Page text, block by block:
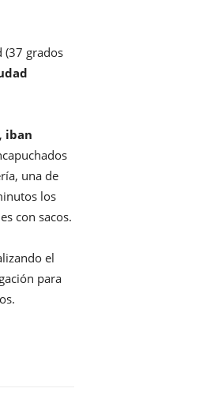
(37 grados
iban
una de
los
con sacos.
el
para